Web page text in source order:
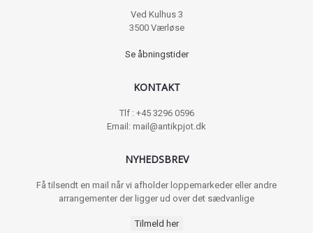
Ved Kulhus 3
3500 Værløse
Se åbningstider
KONTAKT
Tlf : +45 3296 0596
Email: mail@antikpjot.dk
NYHEDSBREV
Få tilsendt en mail når vi afholder loppemarkeder eller andre
arrangementer der ligger ud over det sædvanlige
Tilmeld her